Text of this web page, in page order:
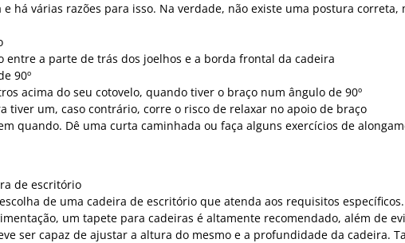
há várias razões para isso. Na verdade, não existe uma postura
entre a parte de trás dos joelhos e a borda frontal da cadeira
90º
acima do seu cotovelo, quando tiver o braço num ângulo de 90º
tiver um, caso contrário, corre o risco de relaxar no apoio de braço
quando. Dê uma curta caminhada ou faça alguns exercícios de
de escritório
de uma cadeira de escritório que atenda aos requisitos
um tapete para cadeiras é altamente recomendado, além de
ser capaz de ajustar a altura do mesmo e a profundidade da cadeira.